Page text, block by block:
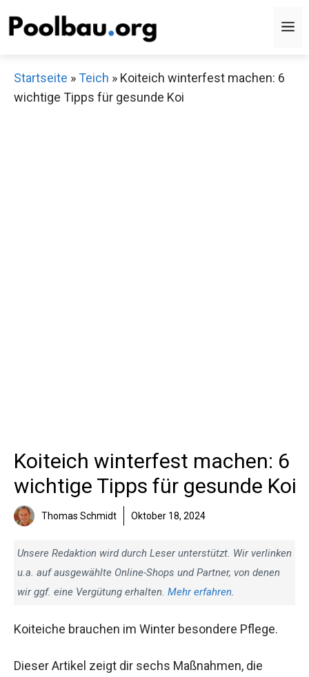
Inhalt
Startseite »Teich » Koiteich winterfest machen: 6
wichtige Tipps für gesunde Koi
Koiteich winterfest machen: 6
wichtige Tipps für gesunde Koi
Thomas Schmidt Oktober 18, 2024
Unsere Redaktion wird durch Leser unterstützt. Wir verlinken
u.a. auf ausgewählte Online-Shops und Partner, von denen
wir ggf. eine Vergütung erhalten. Mehr erfahren.
Koiteiche brauchen im Winter besondere Pflege.
Dieser Artikel zeigt dir sechs Maßnahmen, die